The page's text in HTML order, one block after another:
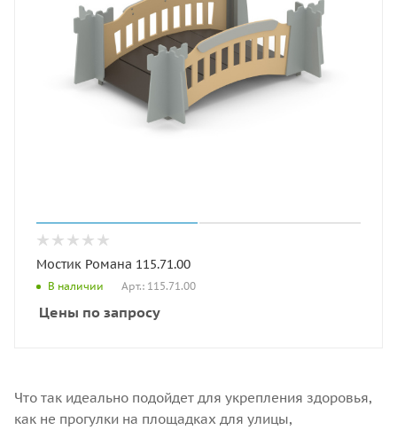
Мостик Романа 115.71.00
В наличии Арт.: 115.71.00
Цены по запросу
Что так идеально подойдет для укрепления здоровья,
как не прогулки на площадках для улицы,